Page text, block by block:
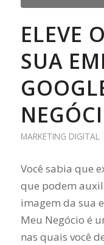
ELEVE
SUA
MARKETING DIGITAL
Você sabia que
que podem
imagem da sua
Meu Negócio é
nas quais você